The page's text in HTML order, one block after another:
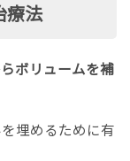
療法
ボリュームを補
埋めるために有